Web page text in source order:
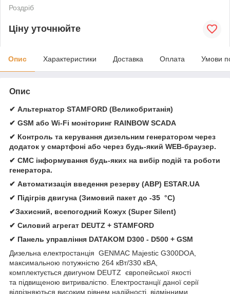
Роздріб
Ціну уточнюйте
Опис Характеристики Доставка Оплата Умови
Опис
✔ Альтернатор STAMFORD (Великобританія)
✔ GSM або Wi-Fi моніторинг RAINBOW SCADA
✔ Контроль та керування дизельним генератором через
додаток у смартфоні або через будь-який WEB-браузер.
✔ СМС інформування будь-яких на вибір подій та роботи
генератора.
✔ Автоматизація введення резерву (АВР) ESTAR.UA
✔ Підігрів двигуна (Зимовий пакет до -35 °C)
✔Захисний, всепогодний Кожух (Super Silent)
✔ Силовий агрегат DEUTZ + STAMFORD
✔ Панель управління DATAKOM D300 - D500 + GSM
Дизельна електростанція GENMAC Majestic G300DOA,
максимальною потужністю 264 кВт/330 кВА,
комплектується двигуном DEUTZ європейської якості
та підвищеною витривалістю. Електростанції даної серії
відрізняються високим рівнем надійності, відмінними